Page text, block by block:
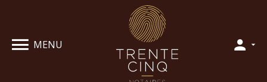
MENU
Panneau de gestion des cookies